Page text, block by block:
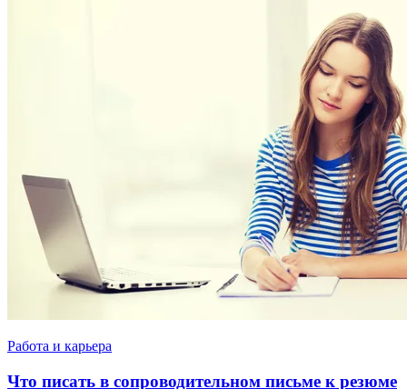
Работа и карьера
Что писать в сопроводительном письме к резюме